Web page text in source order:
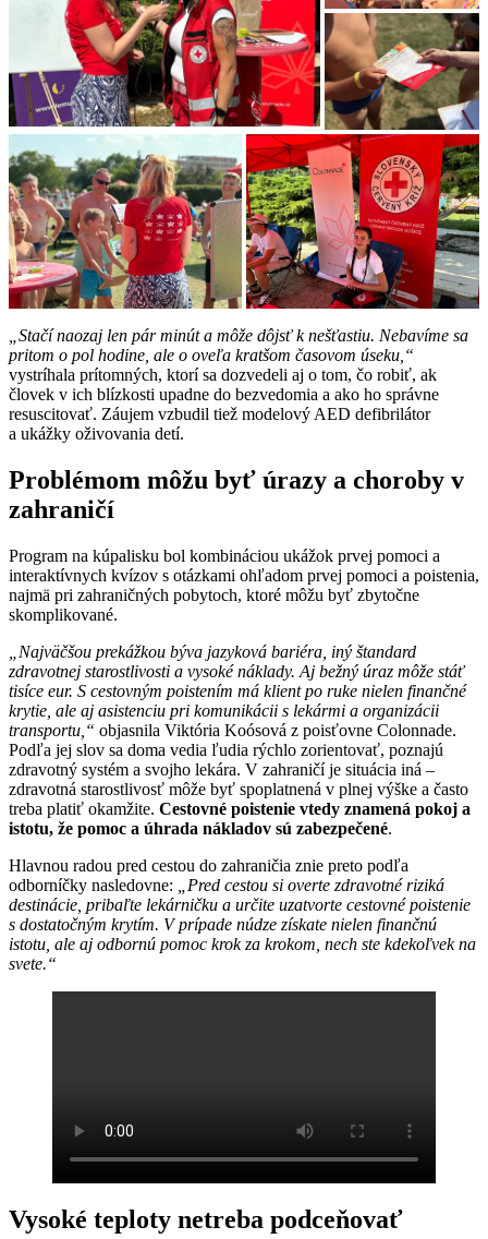
„Stačí naozaj len pár minút a môže dôjsť k nešťastiu. Nebavíme sa
pritom o pol hodine, ale o oveľa kratšom časovom úseku,“
vystríhala prítomných, ktorí sa dozvedeli aj o tom, čo robiť, ak
človek v ich blízkosti upadne do bezvedomia a ako ho správne
resuscitovať. Záujem vzbudil tiež modelový AED defibrilátor
a ukážky oživovania detí.
Problémom môžu byť úrazy a choroby v
zahraničí
Program na kúpalisku bol kombináciou ukážok prvej pomoci a
interaktívnych kvízov s otázkami ohľadom prvej pomoci a poistenia,
najmä pri zahraničných pobytoch, ktoré môžu byť zbytočne
skomplikované.
„Najväčšou prekážkou býva jazyková bariéra, iný štandard
zdravotnej starostlivosti a vysoké náklady. Aj bežný úraz môže stáť
tisíce eur. S cestovným poistením má klient po ruke nielen finančné
krytie, ale aj asistenciu pri komunikácii s lekármi a organizácii
transportu,“ objasnila Viktória Koósová z poisťovne Colonnade.
Podľa jej slov sa doma vedia ľudia rýchlo zorientovať, poznajú
zdravotný systém a svojho lekára. V zahraničí je situácia iná –
zdravotná starostlivosť môže byť spoplatnená v plnej výške a často
treba platiť okamžite. Cestovné poistenie vtedy znamená pokoj a
istotu, že pomoc a úhrada nákladov sú zabezpečené.
Hlavnou radou pred cestou do zahraničia znie preto podľa
odborníčky nasledovne:
„Pred cestou si overte zdravotné riziká
destinácie, pribaľte lekárničku a určite uzatvorte cestovné poistenie
s dostatočným krytím. V prípade núdze získate nielen finančnú
istotu, ale aj odbornú pomoc krok za krokom, nech ste kdekoľvek na
svete.“
Vysoké teploty netreba podceňovať